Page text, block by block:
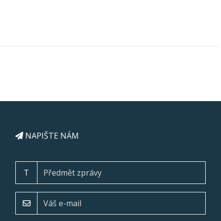
NAPIŠTE NÁM
T